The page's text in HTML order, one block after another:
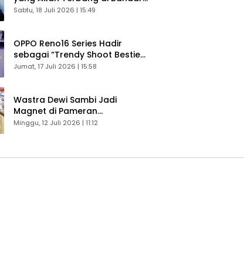
Husein Sastranegara
Sabtu, 18 Juli 2026 | 15:49
OPPO Reno16 Series Hadir
sebagai “Trendy Shoot Bestie”,
Bikin Konten Kreator Makin
Jumat, 17 Juli 2026 | 15:58
Wastra Dewi Sambi Jadi
Magnet di Pameran
Dekranasda, Banyak Diminati
Minggu, 12 Juli 2026 | 11:12